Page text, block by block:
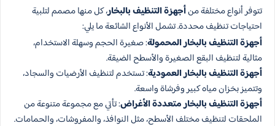
تتوفر أنواع مختلفة منأجهزة التنظيف بالبخار، كل منها مصمم لتلبية
احتياجات تنظيف محددة. تشمل الأنواع الشائعة ما يلي:
أجهزة التنظيف بالبخار المحمولة: صغيرة الحجم وسهلة الاستخدام،
مثالية لتنظيف البقع الصغيرة والأسطح الضيقة.
أجهزة التنظيف بالبخار العمودية: تستخدم لتنظيف الأرضيات والسجاد،
وتتميز بخزان مياه كبير وفرشاة واسعة.
أجهزة التنظيف بالبخار متعددة الأغراض: تأتي مع مجموعة متنوعة من
الملحقات لتنظيف مختلف الأسطح، مثل النوافذ، والمفروشات، والحمامات.